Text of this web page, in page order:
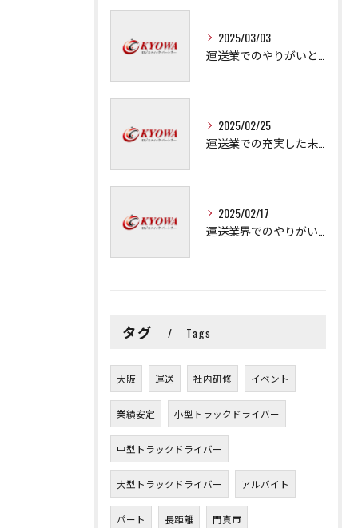
2025/03/03
2025/02/25
2025/02/17
タグ Tags
大阪 運送 社内研修 イベント
業績安定 小型トラックドライバー
中型トラックドライバー
大型トラックドライバー アルバイト
パート 長距離 門真市